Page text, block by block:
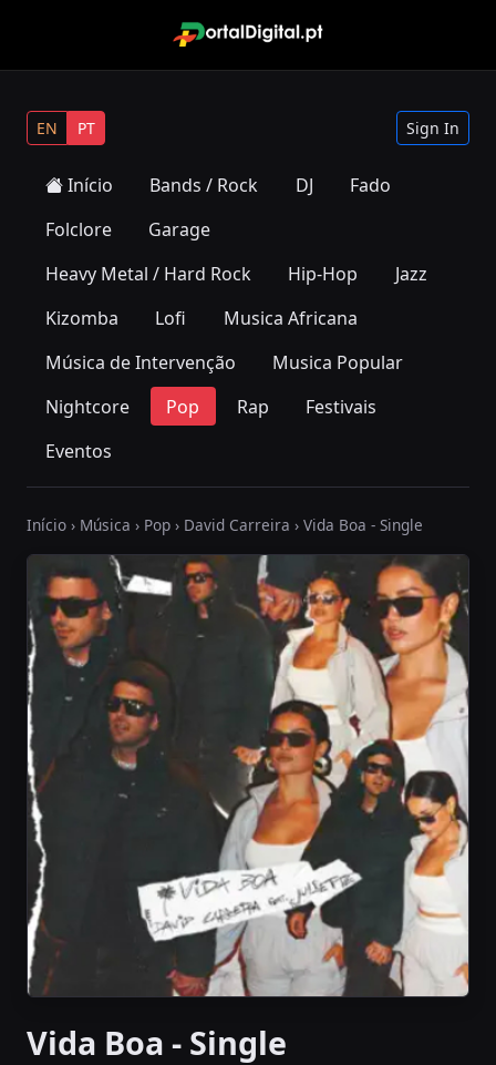
EN PT Sign In
Início Bands / Rock DJ
Fado
Folclore
Garage
Heavy Metal / Hard Rock
Hip-Hop
Jazz
Kizomba
Lofi
Musica Africana
Música de Intervenção
Musica Popular
Nightcore
Pop Rap
Festivais
Eventos
Início › Música › Pop › David Carreira › Vida Boa - Single
Vida Boa - Single